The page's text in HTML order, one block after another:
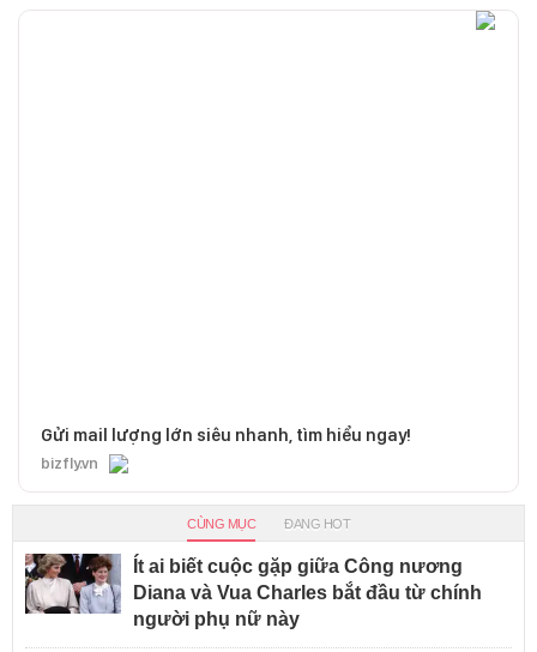
Gửi mail lượng lớn siêu nhanh, tìm hiểu ngay!
bizfly.vn
CÙNG MỤC ĐANG HOT
Ít ai biết cuộc gặp giữa Công nương
Diana và Vua Charles bắt đầu từ chính
người phụ nữ này